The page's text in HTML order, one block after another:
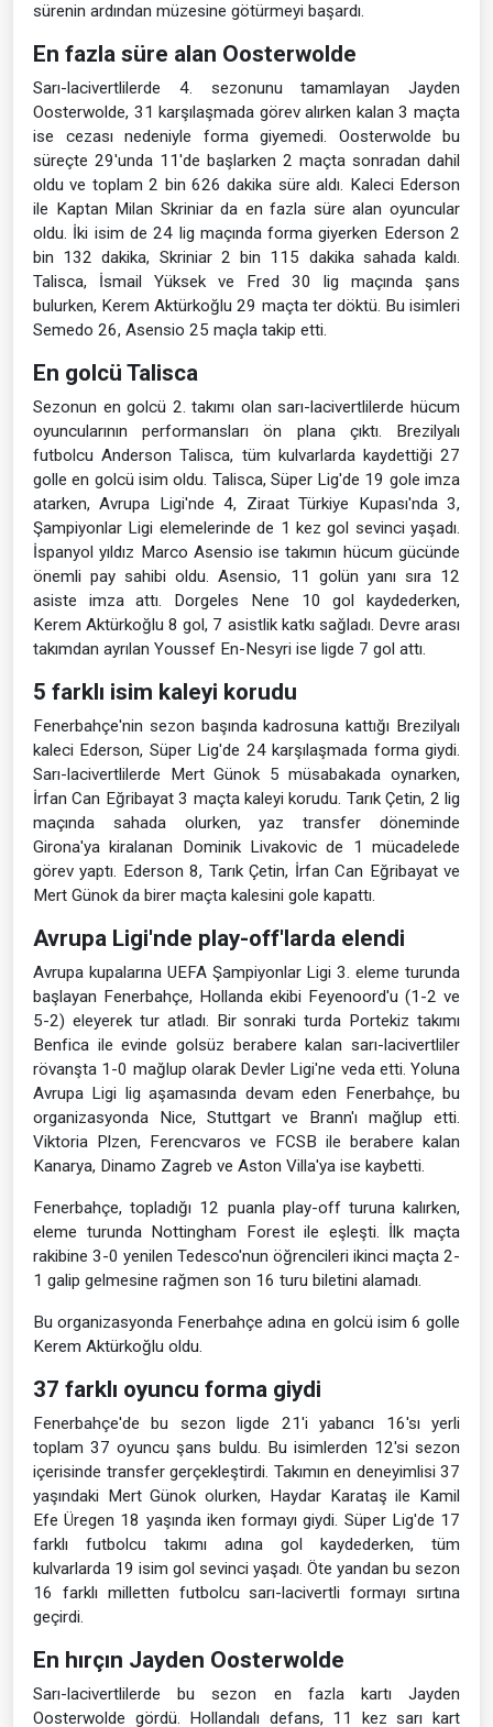
sürenin ardından müzesine götürmeyi başardı.
En fazla süre alan Oosterwolde
Sarı-lacivertlilerde 4. sezonunu tamamlayan Jayden
Oosterwolde, 31 karşılaşmada görev alırken kalan 3 maçta
ise cezası nedeniyle forma giyemedi. Oosterwolde bu
süreçte 29'unda 11'de başlarken 2 maçta sonradan dahil
oldu ve toplam 2 bin 626 dakika süre aldı. Kaleci Ederson
ile Kaptan Milan Skriniar da en fazla süre alan oyuncular
oldu. İki isim de 24 lig maçında forma giyerken Ederson 2
bin 132 dakika, Skriniar 2 bin 115 dakika sahada kaldı.
Talisca, İsmail Yüksek ve Fred 30 lig maçında şans
bulurken, Kerem Aktürkoğlu 29 maçta ter döktü. Bu isimleri
Semedo 26, Asensio 25 maçla takip etti.
En golcü Talisca
Sezonun en golcü 2. takımı olan sarı-lacivertlilerde hücum
oyuncularının performansları ön plana çıktı. Brezilyalı
futbolcu Anderson Talisca, tüm kulvarlarda kaydettiği 27
golle en golcü isim oldu. Talisca, Süper Lig'de 19 gole imza
atarken, Avrupa Ligi'nde 4, Ziraat Türkiye Kupası'nda 3,
Şampiyonlar Ligi elemelerinde de 1 kez gol sevinci yaşadı.
İspanyol yıldız Marco Asensio ise takımın hücum gücünde
önemli pay sahibi oldu. Asensio, 11 golün yanı sıra 12
asiste imza attı. Dorgeles Nene 10 gol kaydederken,
Kerem Aktürkoğlu 8 gol, 7 asistlik katkı sağladı. Devre arası
takımdan ayrılan Youssef En-Nesyri ise ligde 7 gol attı.
5 farklı isim kaleyi korudu
Fenerbahçe'nin sezon başında kadrosuna kattığı Brezilyalı
kaleci Ederson, Süper Lig'de 24 karşılaşmada forma giydi.
Sarı-lacivertlilerde Mert Günok 5 müsabakada oynarken,
İrfan Can Eğribayat 3 maçta kaleyi korudu. Tarık Çetin, 2 lig
maçında sahada olurken, yaz transfer döneminde
Girona'ya kiralanan Dominik Livakovic de 1 mücadelede
görev yaptı. Ederson 8, Tarık Çetin, İrfan Can Eğribayat ve
Mert Günok da birer maçta kalesini gole kapattı.
Avrupa Ligi'nde play-off'larda elendi
Avrupa kupalarına UEFA Şampiyonlar Ligi 3. eleme turunda
başlayan Fenerbahçe, Hollanda ekibi Feyenoord'u (1-2 ve
5-2) eleyerek tur atladı. Bir sonraki turda Portekiz takımı
Benfica ile evinde golsüz berabere kalan sarı-lacivertliler
rövanşta 1-0 mağlup olarak Devler Ligi'ne veda etti. Yoluna
Avrupa Ligi lig aşamasında devam eden Fenerbahçe, bu
organizasyonda Nice, Stuttgart ve Brann'ı mağlup etti.
Viktoria Plzen, Ferencvaros ve FCSB ile berabere kalan
Kanarya, Dinamo Zagreb ve Aston Villa'ya ise kaybetti.
Fenerbahçe, topladığı 12 puanla play-off turuna kalırken,
eleme turunda Nottingham Forest ile eşleşti. İlk maçta
rakibine 3-0 yenilen Tedesco'nun öğrencileri ikinci maçta 2-
1 galip gelmesine rağmen son 16 turu biletini alamadı.
Bu organizasyonda Fenerbahçe adına en golcü isim 6 golle
Kerem Aktürkoğlu oldu.
37 farklı oyuncu forma giydi
Fenerbahçe'de bu sezon ligde 21'i yabancı 16'sı yerli
toplam 37 oyuncu şans buldu. Bu isimlerden 12'si sezon
içerisinde transfer gerçekleştirdi. Takımın en deneyimlisi 37
yaşındaki Mert Günok olurken, Haydar Karataş ile Kamil
Efe Üregen 18 yaşında iken formayı giydi. Süper Lig'de 17
farklı futbolcu takımı adına gol kaydederken, tüm
kulvarlarda 19 isim gol sevinci yaşadı. Öte yandan bu sezon
16 farklı milletten futbolcu sarı-lacivertli formayı sırtına
geçirdi.
En hırçın Jayden Oosterwolde
Sarı-lacivertlilerde bu sezon en fazla kartı Jayden
Oosterwolde gördü. Hollandalı defans, 11 kez sarı kart